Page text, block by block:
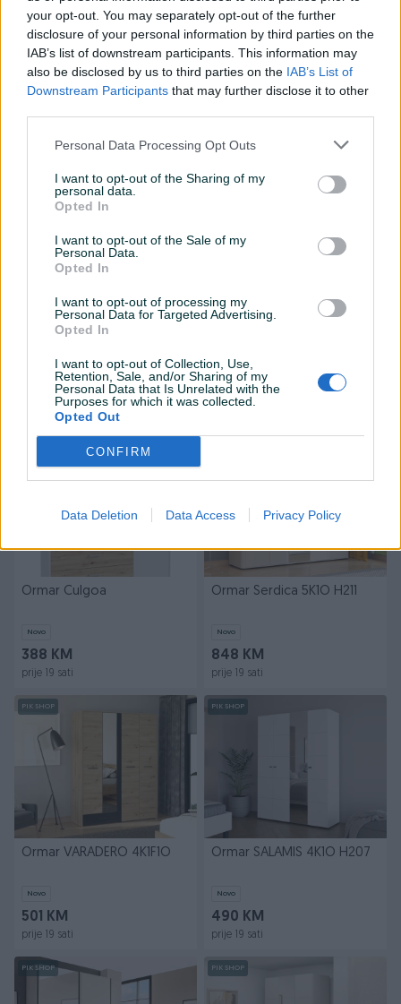
your opt-out. You may separately opt-out of the further
disclosure of your personal information by third parties on the
IAB’s list of downstream participants. This information may
also be disclosed by us to third parties on the IAB’s List of
Downstream Participants that may further disclose it to other
Personal Data Processing Opt Outs
I want to opt-out of the Sharing of my
personal data.
Opted In
I want to opt-out of the Sale of my
Personal Data.
Opted In
I want to opt-out of processing my
Personal Data for Targeted Advertising.
Opted In
I want to opt-out of Collection, Use,
Retention, Sale, and/or Sharing of my
Personal Data that Is Unrelated with the
Purposes for which it was collected.
Opted Out
CONFIRM
Data Deletion Data Access Privacy Policy
komoda na prodaju
prije 16 sati
Dostupno
Ugradbeni ormar
prije 16 sati
Ormar VARADERO 3K1F1O
429 KM
prije 19 sati
PIK SHOP
Novo
465 KM
Ormar Culgoa
Novo
388 KM
prije 19 sati
Ormar Serdica 5K1O H211
Novo
848 KM
prije 19 sati
PIK SHOP
Ormar VARADERO 4K1F1O
Novo
501 KM
prije 19 sati
PIK SHOP
Ormar SALAMIS 4K1O H207
Novo
490 KM
prije 19 sati
PIK SHOP PIK SHOP